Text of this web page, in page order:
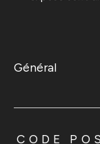
général
CODE